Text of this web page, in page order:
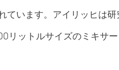
います。アイリッヒは
リットルサイズのミキサ